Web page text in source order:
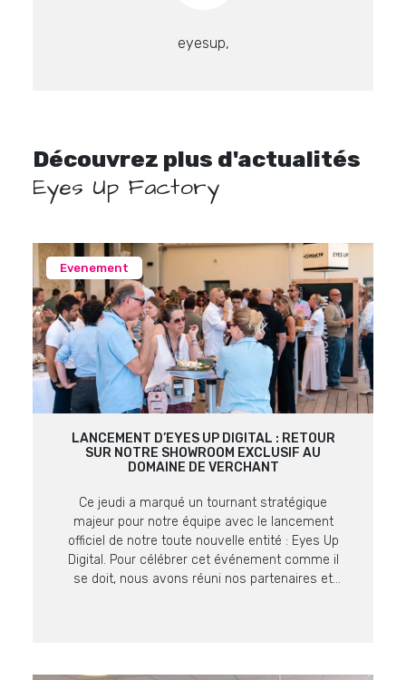
eyesup,
Découvrez plus d'actualités
Eyes Up Factory
Evenement
LANCEMENT D’EYES UP DIGITAL : RETOUR
SUR NOTRE SHOWROOM EXCLUSIF AU
DOMAINE DE VERCHANT
Ce jeudi a marqué un tournant stratégique
majeur pour notre équipe avec le lancement
officiel de notre toute nouvelle entité : Eyes Up
Digital. Pour célébrer cet événement comme il
se doit, nous avons réuni nos partenaires et